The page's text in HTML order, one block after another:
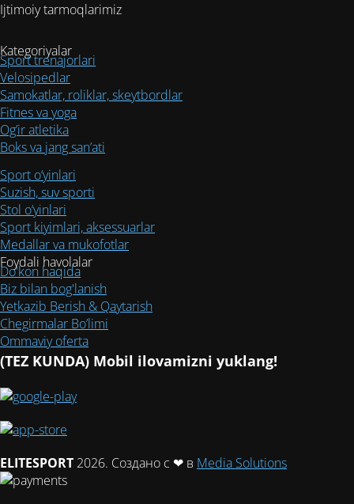
Ijtimoiy tarmoqlarimiz
Kategoriyalar
Sport trenajorlari
Velosipedlar
Samokatlar, roliklar, skeytbordlar
Fitnes va yoga
Og’ir atletika
Boks va jang san’ati
Sport o‘yinlari
Suzish, suv sporti
Stol o‘yinlari
Sport kiyimlari, aksessuarlar
Medallar va mukofotlar
Foydali havolalar
Do'kon haqida
Biz bilan bog'lanish
Yetkazib Berish & Qaytarish
Chegirmalar Bo’limi
Ommaviy oferta
(TEZ KUNDA) Mobil ilovamizni yuklang!
ELITESPORT 2026. Создано с ❤ в Media Solutions